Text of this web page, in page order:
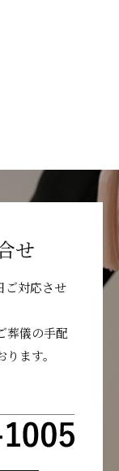
せ
ご対応させ
葬儀の手配
ます。